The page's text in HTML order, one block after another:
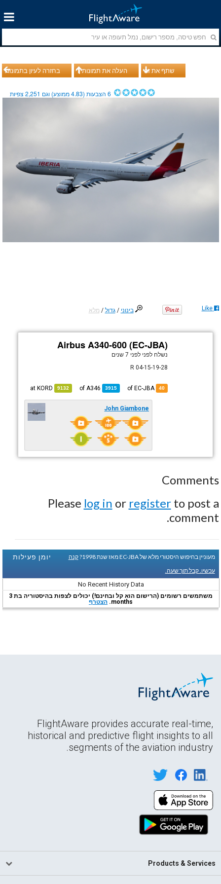
בחזרה לעיון בתמונות העלה את תמונותיך שתף את זה
6הצבעות (4.83ממוצע) וגם 2,251צפיות
בינוני /גדול / מלא Like
Airbus A340-600 (EC-JBA)
נשלח לפני לפני 7 שנים
28-R 04-15-19
40
3915
A346
9132
KORD
John Giambone
Comments
Please log in or registerto post a
comment.
יומן פעילות מעוניין בחיפוש היסטורי מלא של EC-JBA מאז שנת 1998?
קנה
עכשיו. קבל תוך שעה.
No Recent History Data
משתמשים רשומים (הרישום הוא קל ובחינם!) יכולים לצפות בהיסטוריה בת 3
months. הצטרף
FlightAware provides accurate real-time,
historical and predictive flight insights to all
segments of the aviation industry.
Products & Services